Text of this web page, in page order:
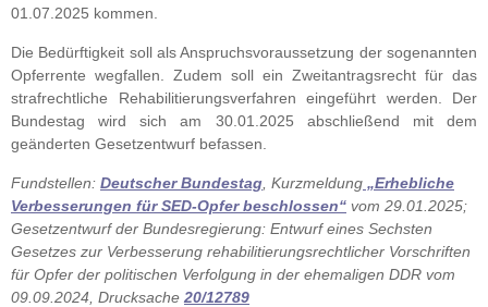
01.07.2025 kommen.
Die Bedürftigkeit soll als Anspruchsvoraussetzung der sogenannten
Opferrente wegfallen. Zudem soll ein Zweitantragsrecht für das
strafrechtliche Rehabilitierungsverfahren eingeführt werden. Der
Bundestag wird sich am 30.01.2025 abschließend mit dem
geänderten Gesetzentwurf befassen.
Fundstellen: Deutscher Bundestag , Kurzmeldung „Erhebliche
Verbesserungen für SED-Opfer beschlossen“ vom 29.01.2025;
Gesetzentwurf der Bundesregierung: Entwurf eines Sechsten
Gesetzes zur Verbesserung rehabilitierungsrechtlicher Vorschriften
für Opfer der politischen Verfolgung in der ehemaligen DDR vom
09.09.2024, Drucksache 20/12789